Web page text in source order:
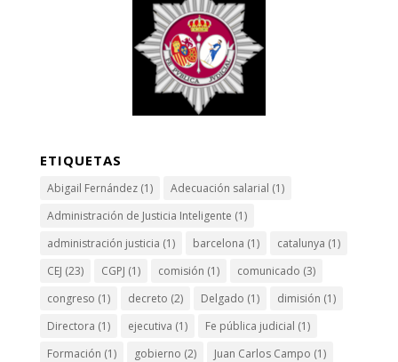
ETIQUETAS
Abigail Fernández(1) Adecuación salarial (1)
Administración de Justicia Inteligente (1)
administración justicia (1) barcelona (1) catalunya (1)
CEJ (23) CGPJ (1) comisión (1) comunicado (3)
congreso (1) decreto (2) Delgado (1) dimisión (1)
Directora (1) ejecutiva (1) Fe pública judicial (1)
Formación (1) gobierno (2) Juan Carlos Campo (1)